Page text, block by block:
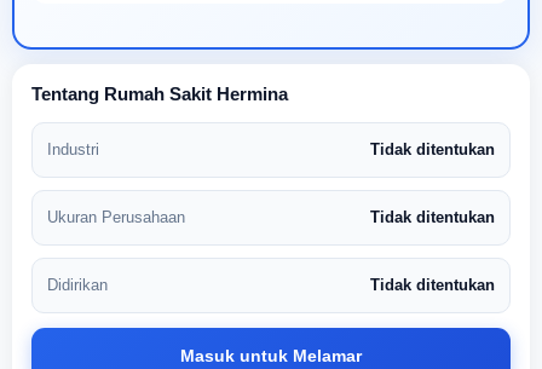
Tentang Rumah Sakit Hermina
Industri Tidak ditentukan
Ukuran Perusahaan Tidak ditentukan
Didirikan Tidak ditentukan
Masuk untuk Melamar